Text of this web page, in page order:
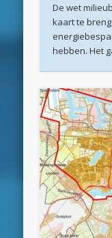
januari 2025
december 2024
oktober 2024
september 2024
juni 2024
april 2024
maart 2024
februari 2024
De wet
kaart te
hebben. Het